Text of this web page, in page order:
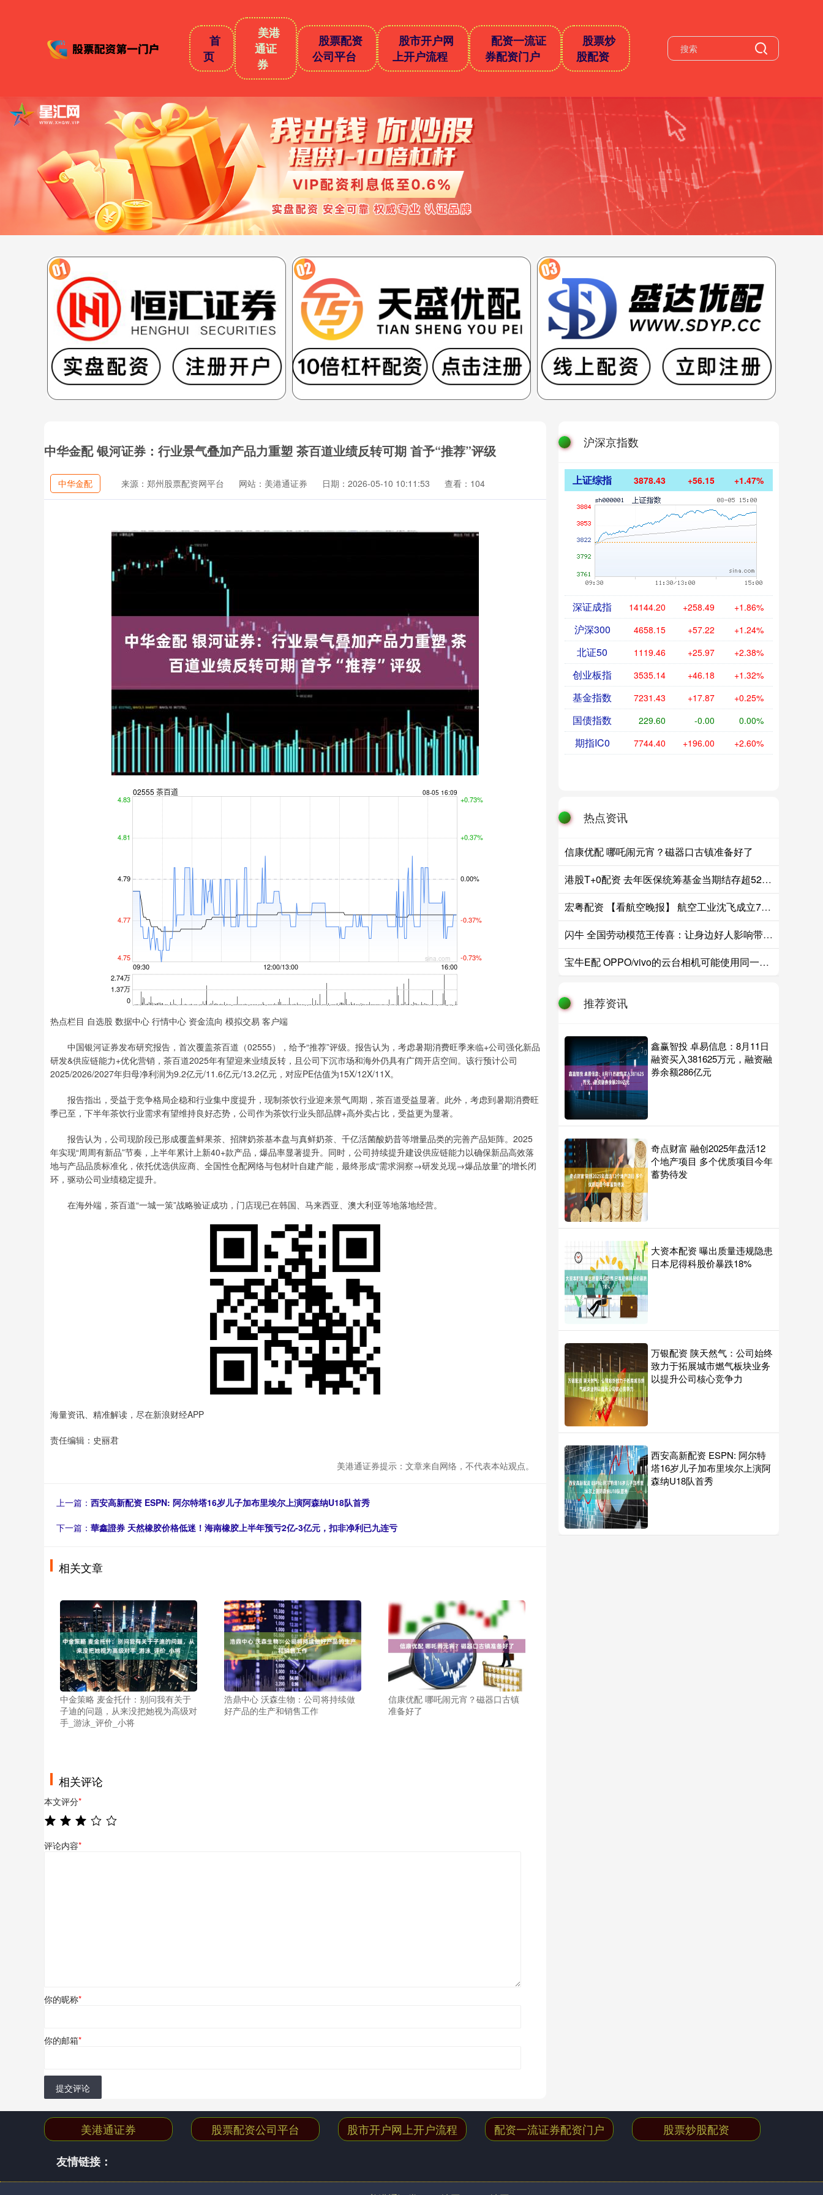
首
页
美港
通证
券
股票配资
公司平台
股市开户网
上开户流程
配资一流证
券配资门户
股票炒
股配资
中华金配 银河证券：行业景气叠加产品力重塑 茶百道业绩反转可期 首予“推荐”评级
中华金配 来源：郑州股票配资网平台 网站：美港通证券 日期：2026-05-10 10:11:53 查看：104
热点栏目 自选股 数据中心 行情中心 资金流向 模拟交易 客户端
中国银河证券发布研究报告，首次覆盖茶百道（02555），给予“推荐”评级。报告认为，考虑暑期消费旺季来临+公司强化新品
研发&供应链能力+优化营销，茶百道2025年有望迎来业绩反转，且公司下沉市场和海外仍具有广阔开店空间。该行预计公司
2025/2026/2027年归母净利润为9.2亿元/11.6亿元/13.2亿元，对应PE估值为15X/12X/11X。
报告指出，受益于竞争格局企稳和行业集中度提升，现制茶饮行业迎来景气周期，茶百道受益显著。此外，考虑到暑期消费旺
季已至，下半年茶饮行业需求有望维持良好态势，公司作为茶饮行业头部品牌+高外卖占比，受益更为显著。
报告认为，公司现阶段已形成覆盖鲜果茶、招牌奶茶基本盘与真鲜奶茶、千亿活菌酸奶昔等增量品类的完善产品矩阵。2025
年实现“周周有新品”节奏，上半年累计上新40+款产品，爆品率显著提升。同时，公司持续提升建设供应链能力以确保新品高效落
地与产品品质标准化，依托优选供应商、全国性仓配网络与包材叶自建产能，最终形成“需求洞察→研发兑现→爆品放量”的增长闭
环，驱动公司业绩稳定提升。
在海外端，茶百道“一城一策”战略验证成功，门店现已在韩国、马来西亚、澳大利亚等地落地经营。
海量资讯、精准解读，尽在新浪财经APP
责任编辑：史丽君
美港通证券提示：文章来自网络，不代表本站观点。
上一篇： 西安高新配资 ESPN: 阿尔特塔16岁儿子加布里埃尔上演阿森纳U18队首秀
下一篇： 華鑫證券 天然橡胶价格低迷！海南橡胶上半年预亏2亿-3亿元，扣非净利已九连亏
相关文章
中金策略 麦金托什：别问我有关于
子迪的问题，从来没把她视为高级对
手_游泳_评价_小将
浩鼎中心 沃森生物：公司将持续做
好产品的生产和销售工作
信康优配 哪吒闹元宵？磁器口古镇
准备好了
相关评论
本文评分*
评论内容*
你的昵称*
你的邮箱*
提交评论
沪深京指数
上证综指 3878.43 +56.15 +1.47%
深证成指 14144.20 +258.49 +1.86%
沪深300 4658.15 +57.22 +1.24%
北证50 1119.46 +25.97 +2.38%
创业板指 3535.14 +46.18 +1.32%
基金指数 7231.43 +17.87 +0.25%
国债指数 229.60 -0.00 0.00%
期指IC0 7744.40 +196.00 +2.60%
热点资讯
信康优配 哪吒闹元宵？磁器口古镇准备好了
港股T+0配资 去年医保统筹基金当期结存超5200亿元
宏粤配资 【看航空晚报】 航空工业沈飞成立75周年
闪牛 全国劳动模范王传喜：让身边好人影响带动更多的人｜奋斗者说
宝牛E配 OPPO/vivo的云台相机可能使用同一颗传感器 最高2亿像素
推荐资讯
鑫赢智投 卓易信息：8月11日
融资买入381625万元，融资融
券余额286亿元
奇点财富 融创2025年盘活12
个地产项目 多个优质项目今年
蓄势待发
大资本配资 曝出质量违规隐患
日本尼得科股价暴跌18%
万银配资 陕天然气：公司始终
致力于拓展城市燃气板块业务
以提升公司核心竞争力
西安高新配资 ESPN: 阿尔特
塔16岁儿子加布里埃尔上演阿
森纳U18队首秀
美港通证券 股票配资公司平台 股市开户网上开户流程 配资一流证券配资门户 股票炒股配资
友情链接：